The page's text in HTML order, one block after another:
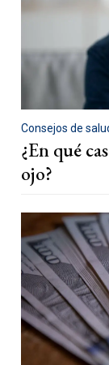
Consejos de
¿En qué
ojo?